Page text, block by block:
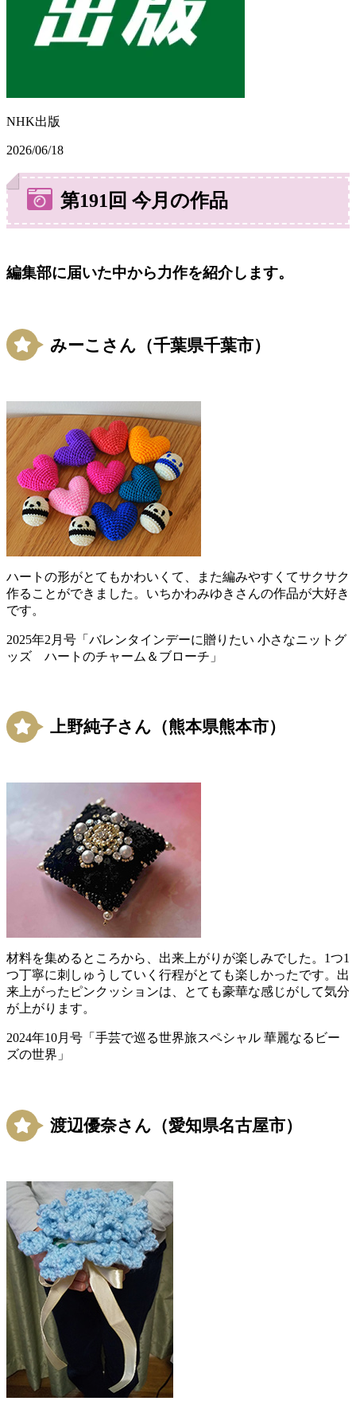
NHK出版
2026/06/18
第191回 今月の作品
編集部に届いた中から力作を紹介します。
みーこさん（千葉県千葉市）
ハートの形がとてもかわいくて、また編みやすくてサクサク
作ることができました。いちかわみゆきさんの作品が大好き
です。
2025年2月号「バレンタインデーに贈りたい 小さなニットグ
ッズ ハートのチャーム＆ブローチ」
上野純子さん（熊本県熊本市）
材料を集めるところから、出来上がりが楽しみでした。1つ1
つ丁寧に刺しゅうしていく行程がとても楽しかったです。出
来上がったピンクッションは、とても豪華な感じがして気分
が上がります。
2024年10月号「手芸で巡る世界旅スペシャル 華麗なるビー
ズの世界」
渡辺優奈さん（愛知県名古屋市）